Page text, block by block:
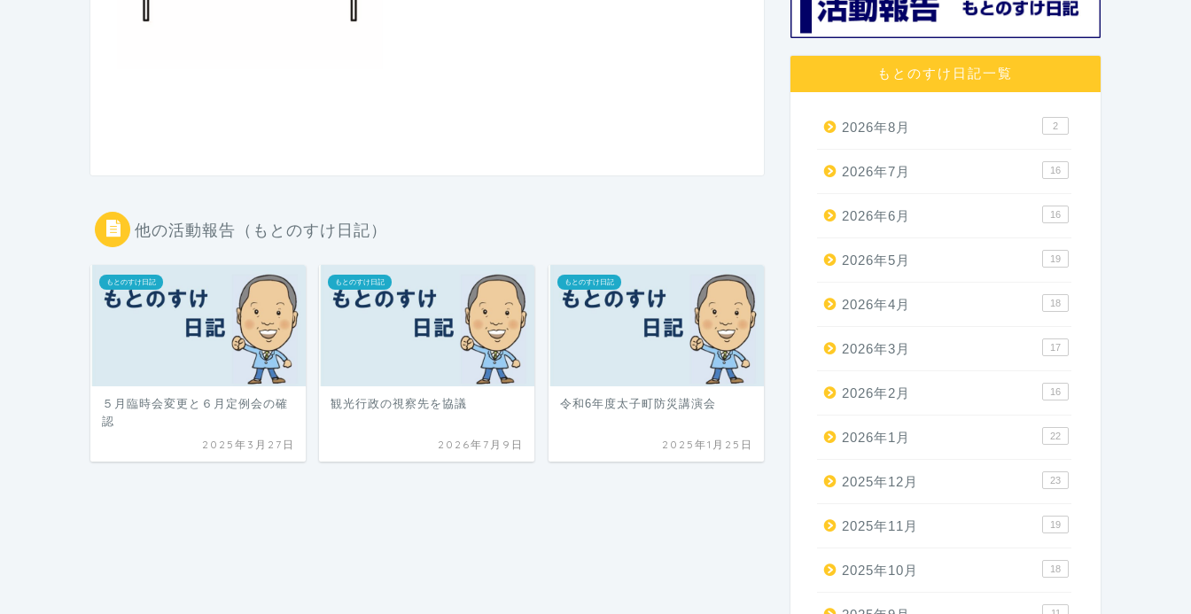
他の活動報告（もとのすけ日記）
もとのすけ日記
５月臨時会変更と６月定例会の確
認
2025年3月27日
もとのすけ日記
観光行政の視察先を協議
2026年7月9日
もとのすけ日記
令和6年度太子町防災講演会
2025年1月25日
もとのすけ日記一覧
2026年8月 2
2026年7月 16
2026年6月 16
2026年5月 19
2026年4月 18
2026年3月 17
2026年2月 16
2026年1月 22
2025年12月 23
2025年11月 19
2025年10月 18